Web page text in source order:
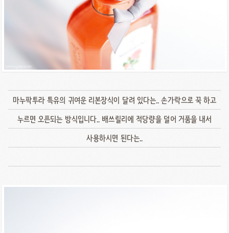
마누팍투라 특유의 귀여운 리본장식이 달려 있다는.. 손가락으로 꾹 하고
누르면 오픈되는 방식입니다.. 배쓰릴리에 적당량을 덜어 거품을 내서
사용하시면 된다는..